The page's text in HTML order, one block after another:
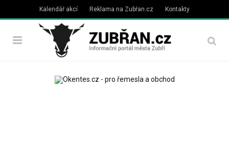
Kalendář akcí Reklama na Zubřan.cz Kontakty